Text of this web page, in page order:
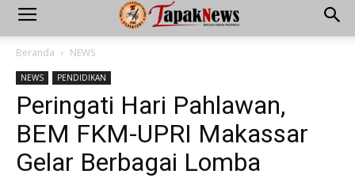
Beranda NEWS
NEWS PENDIDIKAN
Peringati Hari Pahlawan,
BEM FKM-UPRI Makassar
Gelar Berbagai Lomba